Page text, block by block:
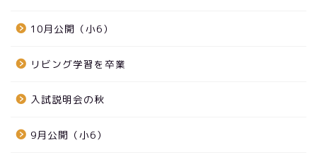
10月公開（小6）
リビング学習を卒業
入試説明会の秋
9月公開（小6）